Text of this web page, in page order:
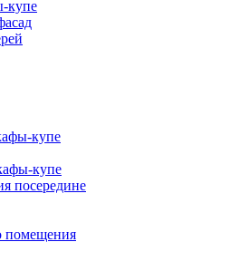
купе
купе
купе
посередине
помещения